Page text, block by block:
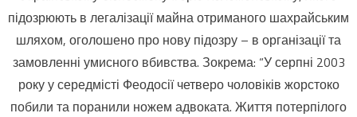
ще
одну
справу
підозрюють в легалізації майна отриманого шахрайським
шляхом, оголошено про нову підозру – в організації та
замовленні умисного вбивства. Зокрема: “У серпні 2003
року у середмісті Феодосії четверо чоловіків жорстоко
побили та поранили ножем адвоката. Життя потерпілого